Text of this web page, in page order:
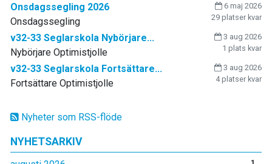
Nyheter som RSS-flöde
NYHETSARKIV
Onsdagssegling 2026
6 maj 2026
29 platser kvar
Onsdagssegling
v32-33 Seglarskola Nybörjare...
3 aug 2026
1 plats kvar
Nybörjare Optimistjolle
v32-33 Seglarskola Fortsättare...
3 aug 2026
4 platser kvar
Fortsättare Optimistjolle